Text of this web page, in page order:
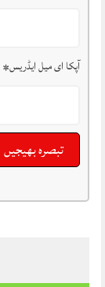
آپکا ای میل ایڈریس*